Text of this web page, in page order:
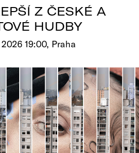
Z ČESKÉ A
HUDBY
19:00, Praha